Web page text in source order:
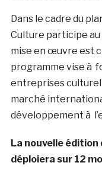
Dans le cadre du
Culture participe au
mise en œuvre est
programme vise à
entreprises
marché
développement à
La nouvelle édition
déploiera sur 12